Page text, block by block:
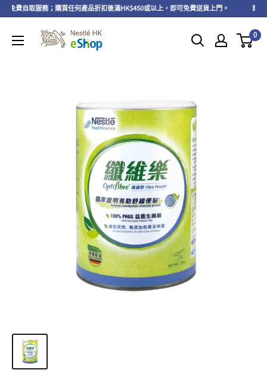
取服務；購買任何產品折扣後滿HK$450或以上，即可免費送貨上門。 即日起
0